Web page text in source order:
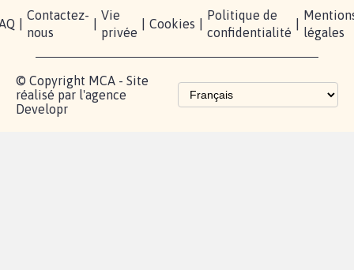
Contactez-
nous
Vie
privée
Cookies
Politique de
confidentialité
légales
© Copyright MCA - Site
réalisé par l'agence
Developr